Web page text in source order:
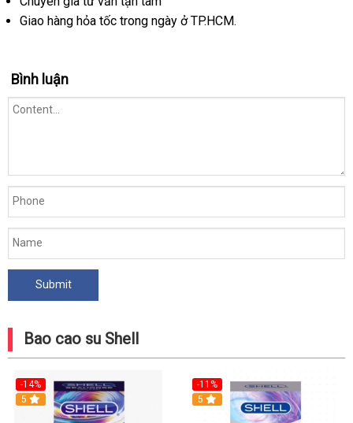
Giao hàng hỏa tốc trong ngày ở TP.HCM.
Bình luận
Bao cao su Shell
-14%
Hot
5
-11%
Hot
5